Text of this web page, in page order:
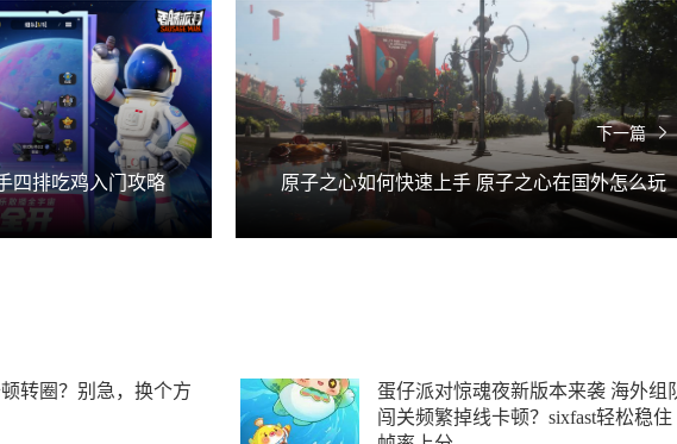
四排吃鸡入门攻略
下一篇
原子之心如何快速上手 原子之心在国外怎么玩
转圈？别急，换个方
蛋仔派对惊魂夜新版本来袭 海外组
闯关频繁掉线卡顿？sixfast轻松稳住